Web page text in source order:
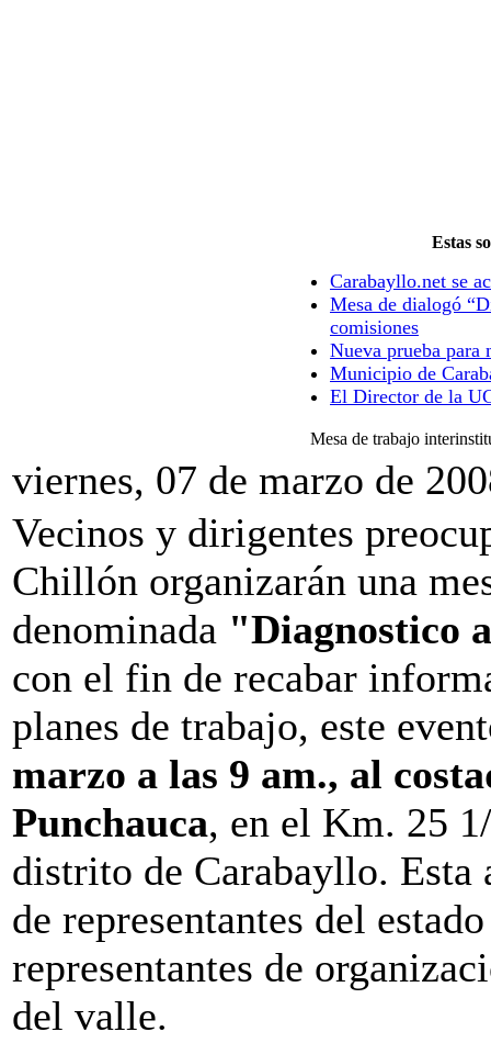
Estas
Carabayllo.net se
Mesa de dialogó
comisiones
Nueva prueba para
Municipio de
El Director de la
Mesa de trabajo
viernes, 07 de marzo de
Vecinos y dirigentes
Chillón organizarán una
denominada "Diagnostico
con el fin de recabar
planes de trabajo, este
marzo a las 9 am., al
Punchauca, en el Km. 25
distrito de Carabayllo. Esta
de representantes del
representantes de
del valle.